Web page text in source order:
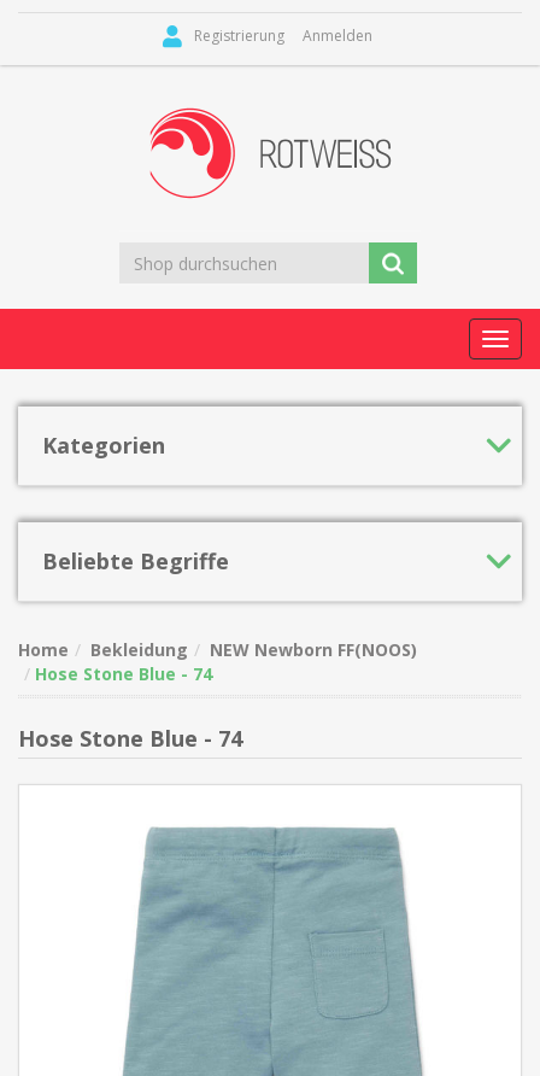
Registrierung Anmelden
Kategorien
Beliebte Begriffe
Home Bekleidung
NEW Newborn FF(NOOS)
Hose Stone Blue - 74
Hose Stone Blue - 74